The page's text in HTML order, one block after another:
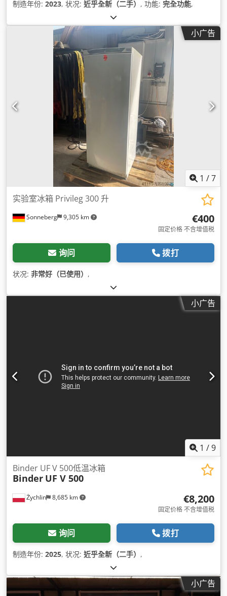
制造年份: 2023, 状况: 近乎全新（二手） , 功能: 完全功能,
小广告
1 /7
Sonneberg 9,305 km
实验室冰箱 Privileg 300 升
€400
固定价格 不含增值税
询问 拨打
状况: 非常好（已使用） ,
小广告
1 /9
Żychlin 8,685 km
Binder UF V 500低温冰箱
Binder UF V 500
€8,200
固定价格 不含增值税
询问 拨打
制造年份: 2025, 状况: 近乎全新（二手） ,
小广告